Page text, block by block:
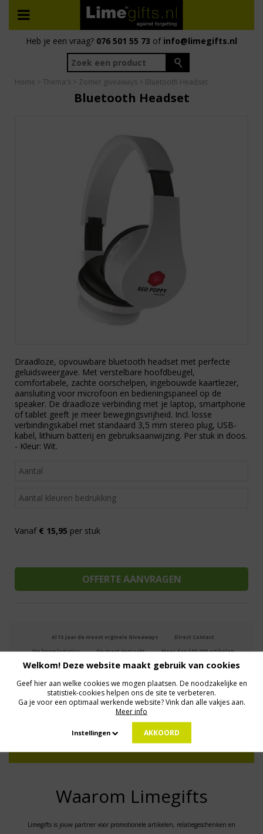
Heb je een vraag? 076 501 55 73 of info@limegifts.nl
Home > Thema's > Zomer giveaways > Bluetooth Headset
Bluetooth Headset
Draadloze, opvouwbare bluetooth headset met perfecte
geluidsweergave. Met verstelbare hoofdbeugel,
comfortabele, zachte oorschelpen, ingebouwde kaartlezer,
aansluiting voor microfoon en bedieningspaneel op de
speaker. De draadloze verbinding met je laptop, smartphone
of tablet geeft je meer bewegingsvrijheid. Incl. losse
verbindingskabel met standaard 3,5 mm stereo plug, USB-
kabel, lithium batterij en gebruiksaanwijzing. Per stuk in doos.
- Kleur: Wit.
Vanaf € 15,95 per stuk
Al 15 jaar de meest orginele Giveaways Direct Contact
We know logistics Op maat gemaakt Meer dan 500.000 artikelen
MELD JE AAN VOOR ONZE NIEUWSBRIEF
Profiteer van deals en een dosis inspiratie!
Waarom Limegifts
Limegifts is jouw partner voor promotionele artikelen, relatiegeschenken en
Welkom! Deze website maakt gebruik van cookies
Geef hier aan welke cookies we mogen plaatsen. De noodzakelijke en
statistiek-cookies helpen ons de site te verbeteren.
Ga je voor een optimaal werkende website? Vink dan alle vakjes aan.
Meer info
Instellingen AKKOORD